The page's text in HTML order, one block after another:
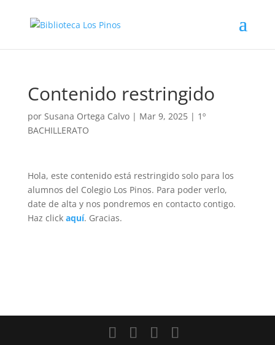
Contenido restringido
por Susana Ortega Calvo| Mar 9, 2025| 1º
BACHILLERATO
Hola, este contenido está restringido solo para los
alumnos del Colegio Los Pinos. Para poder verlo,
date de alta y nos pondremos en contacto contigo.
Haz click aquí. Gracias.